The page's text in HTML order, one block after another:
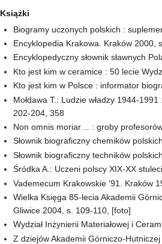
Książki
Biogramy uczonych polskich :
Encyklopedia Krakowa. Kraków 2000,
Encyklopedyczny słownik sławnych
Kto jest kim w ceramice : 50 lecie
Kto jest kim w Polsce : informator
Mołdawa T.: Ludzie władzy 1944-
202-204, 358
Non omnis moriar… : groby
Słownik biograficzny chemików
Słownik biograficzny techników
Śródka A.: Uczeni polscy XIX-XX
Vademecum Krakowskie '91. Kraków
Wielka Księga 85-lecia Akademii
Gliwice 2004, s. 109-110, [foto]
Wydział Inżynierii Materiałowej i
Z dziejów Akademii Górniczo-